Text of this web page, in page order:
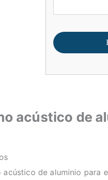
acústico de
acústico de aluminio para